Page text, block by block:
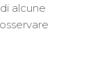
alcune